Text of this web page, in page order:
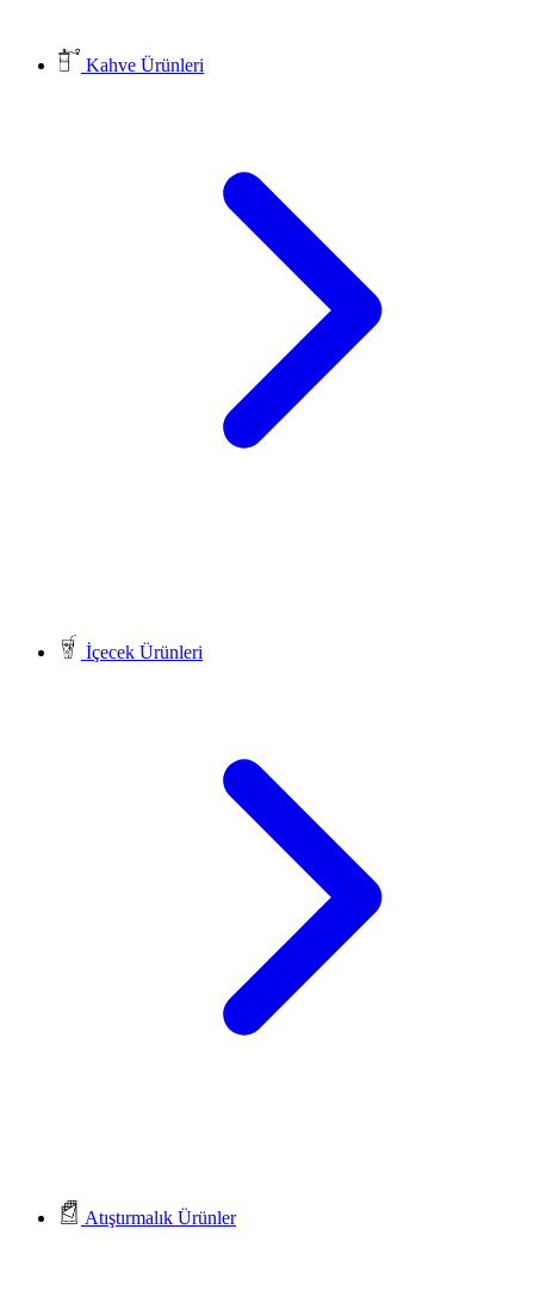
Kahve Ürünleri
İçecek Ürünleri
Atıştırmalık Ürünler